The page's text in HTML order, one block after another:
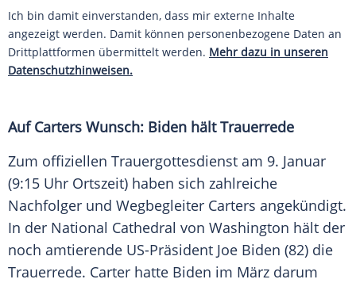
Ich bin damit einverstanden, dass mir externe Inhalte
angezeigt werden. Damit können personenbezogene Daten an
Drittplattformen übermittelt werden. Mehr dazu in unseren
Datenschutzhinweisen.
Auf Carters Wunsch: Biden hält Trauerrede
Zum offiziellen Trauergottesdienst am 9. Januar
(9:15 Uhr Ortszeit) haben sich zahlreiche
Nachfolger und Wegbegleiter Carters angekündigt.
In der National Cathedral von Washington hält der
noch amtierende US-Präsident Joe Biden (82) die
Trauerrede. Carter hatte Biden im März darum